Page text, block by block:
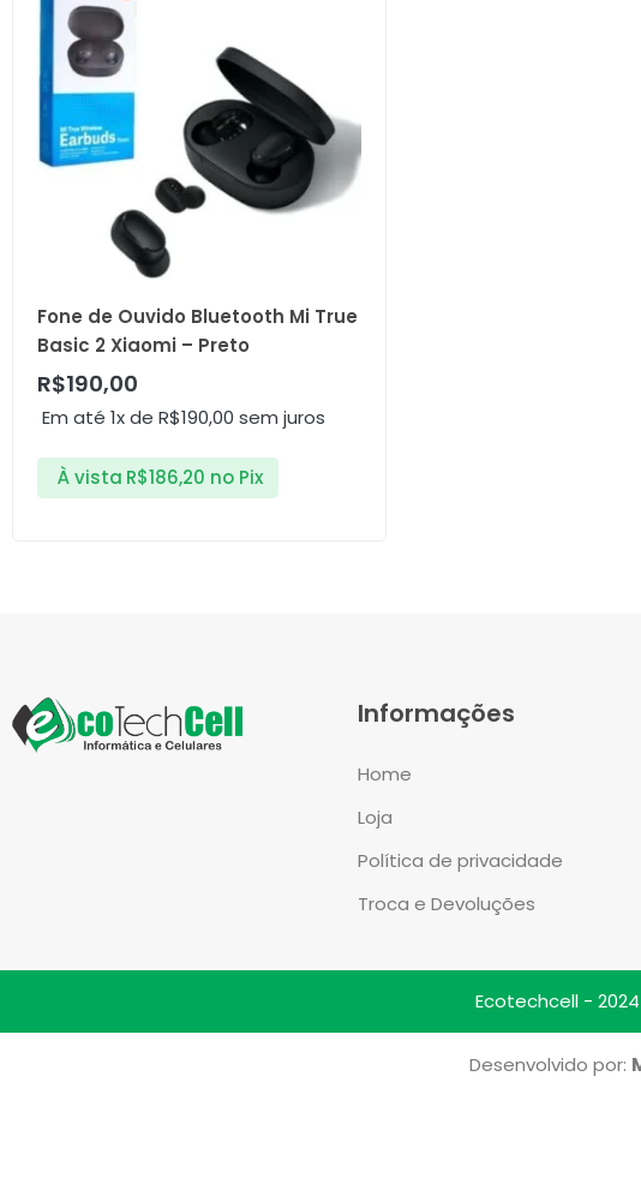
Fone de Ouvido Bluetooth Mi True
Basic 2 Xiaomi – Preto
R$190,00
Em até 1x de R$190,00 sem juros
À vista R$186,20 no Pix
Informações
Home
Loja
Política de privacidade
Troca e Devoluções
Ecotechcell -
Desenvolvido por: